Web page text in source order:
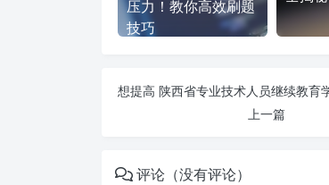
压力！教你高效刷题
技巧
上一篇
评论（没有评论）